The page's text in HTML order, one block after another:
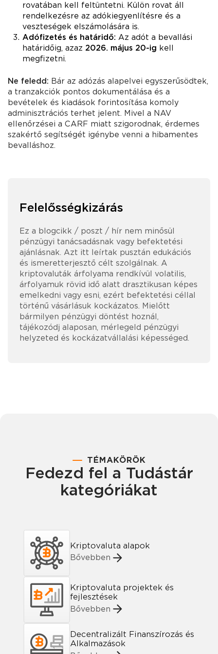
rovatában kell feltüntetni. Külön rovat áll
rendelkezésre az adókiegyenlítésre és a
veszteségek elszámolására is.
Adófizetés és határidő: Az adót a bevallási
határidőig, azaz 2026. május 20-ig kell
megfizetni.
Ne feledd: Bár az adózás alapelvei egyszerűsödtek,
a tranzakciók pontos dokumentálása és a
bevételek és kiadások forintosítása komoly
adminisztrációs terhet jelent. Mivel a NAV
ellenőrzései a CARF miatt szigorodnak, érdemes
szakértő segítségét igénybe venni a hibamentes
bevalláshoz.
Felelősségkizárás
Ez a blogcikk / poszt / hír nem minősül
pénzügyi tanácsadásnak vagy befektetési
ajánlásnak. Azt itt leírtak pusztán edukációs
és ismeretterjesztő célt szolgálnak. A
kriptovaluták árfolyama rendkívül volatilis,
árfolyamuk rövid idő alatt drasztikusan képes
emelkedni vagy esni, ezért befektetési céllal
történű vásárlásuk kockázatos. Mielőtt
bármilyen pénzügyi döntést hoznál,
tájékozódj alaposan, mérlegeld pénzügyi
helyzeted és kockázatvállalási képességed.
TÉMAKÖRÖK
Fedezd fel a Tudástár
kategóriákat
Kriptovaluta alapok
Bővebben
Kriptovaluta projektek és
fejlesztések
Bővebben
Decentralizált Finanszírozás és
Alkalmazások